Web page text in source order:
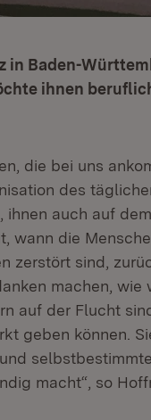
in Baden-
ihnen
die bei uns
des
ihnen auch auf dem
wann die
zerstört sind,
machen, wie
auf der Flucht
geben können.
macht“, so